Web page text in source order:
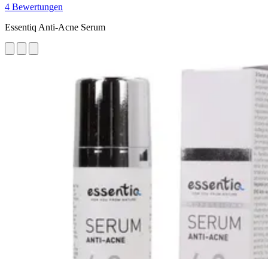
4 Bewertungen
Essentiq Anti-Acne Serum